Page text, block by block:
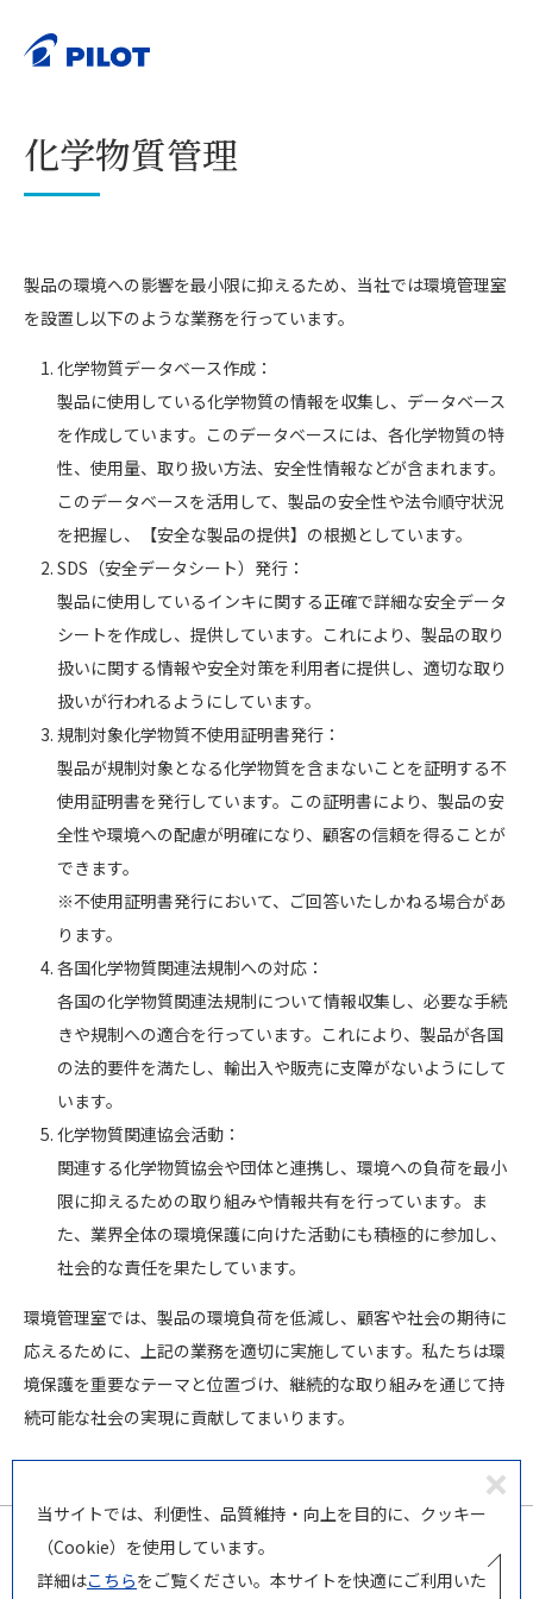
化学物質管理
製品の環境への影響を最小限に抑えるため、当社では環境管理室
を設置し以下のような業務を行っています。
化学物質データベース作成：
製品に使用している化学物質の情報を収集し、データベース
を作成しています。このデータベースには、各化学物質の特
性、使用量、取り扱い方法、安全性情報などが含まれます。
このデータベースを活用して、製品の安全性や法令順守状況
を把握し、【安全な製品の提供】の根拠としています。
SDS（安全データシート）発行：
製品に使用しているインキに関する正確で詳細な安全データ
シートを作成し、提供しています。これにより、製品の取り
扱いに関する情報や安全対策を利用者に提供し、適切な取り
扱いが行われるようにしています。
規制対象化学物質不使用証明書発行：
製品が規制対象となる化学物質を含まないことを証明する不
使用証明書を発行しています。この証明書により、製品の安
全性や環境への配慮が明確になり、顧客の信頼を得ることが
できます。
※不使用証明書発行において、ご回答いたしかねる場合があ
ります。
各国化学物質関連法規制への対応：
各国の化学物質関連法規制について情報収集し、必要な手続
きや規制への適合を行っています。これにより、製品が各国
の法的要件を満たし、輸出入や販売に支障がないようにして
います。
化学物質関連協会活動：
関連する化学物質協会や団体と連携し、環境への負荷を最小
限に抑えるための取り組みや情報共有を行っています。ま
た、業界全体の環境保護に向けた活動にも積極的に参加し、
社会的な責任を果たしています。
環境管理室では、製品の環境負荷を低減し、顧客や社会の期待に
応えるために、上記の業務を適切に実施しています。私たちは環
境保護を重要なテーマと位置づけ、継続的な取り組みを通じて持
続可能な社会の実現に貢献してまいります。
当サイトでは、利便性、品質維持・向上を目的に、クッキー
（Cookie）を使用しています。
詳細はこちらをご覧ください。本サイトを快適にご利用いた
意
し
な